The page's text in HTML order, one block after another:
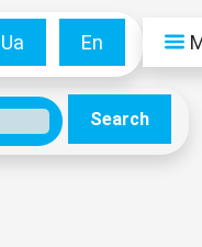
Ua En
Search